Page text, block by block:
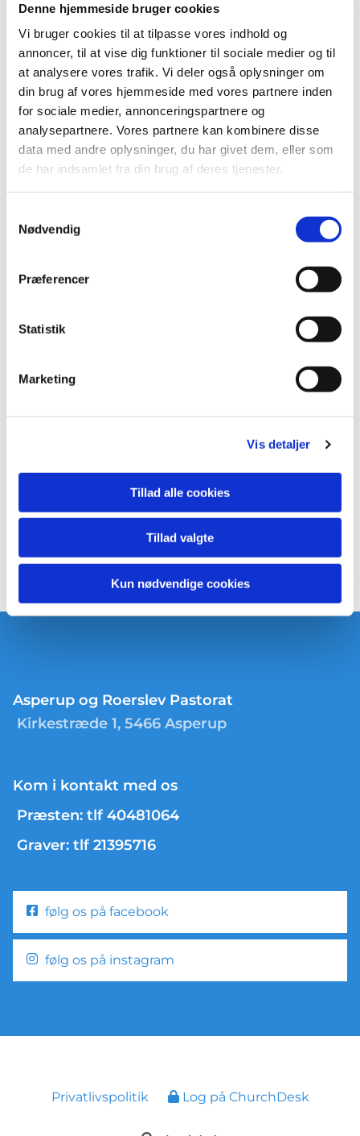
Denne hjemmeside bruger cookies
Vi bruger cookies til at tilpasse vores indhold og
annoncer, til at vise dig funktioner til sociale medier og til
at analysere vores trafik. Vi deler også oplysninger om
din brug af vores hjemmeside med vores partnere inden
for sociale medier, annonceringspartnere og
analysepartnere. Vores partnere kan kombinere disse
data med andre oplysninger, du har givet dem, eller som
de har indsamlet fra din brug af deres tjenester.
Nødvendig
Præferencer
Statistik
Marketing
Vis detaljer
Tillad alle cookies
Tillad valgte
Kun nødvendige cookies
deres familier i landsbyer og helsecentre i det
afrikanske land Gambia.
Mandag i ulige uger fra kl. 13.30 – 16.00 i
sognehuset. Der hygges med håndarbejde,
snak, kaffe og hjemmebag.
Kontakt: Lis Kristensen, tlf. 30 30 59 93
Asperup og Roerslev Pastorat
Kirkestræde 1, 5466 Asperup
Kom i kontakt med os
Præsten: tlf 40481064
Graver: tlf 21395716
følg os på facebook
følg os på instagram
Privatlivspolitik Log på ChurchDesk